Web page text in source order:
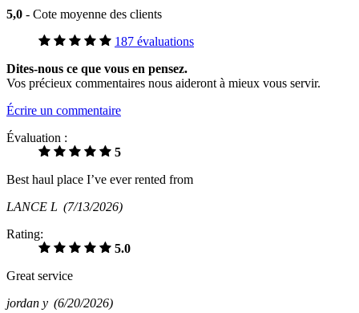
5,0 - Cote moyenne des clients
187 évaluations
Dites-nous ce que vous en pensez.
Vos précieux commentaires nous aideront à mieux vous servir.
Écrire un commentaire
Évaluation :
5
Best haul place I’ve ever rented from
LANCE L (7/13/2026)
Rating:
5.0
Great service
jordan y (6/20/2026)